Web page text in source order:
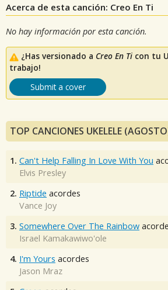
Acerca de esta canción: Creo En Ti
No hay información por esta canción.
¿Has versionado a Creo En Ti con tu
trabajo!
Submit a cover
TOP CANCIONES UKELELE
1. Can't Help Falling In Love With You
Elvis Presley
2. Riptide acordes
Vance Joy
3. Somewhere Over The Rainbow
Israel Kamakawiwo'ole
4. I'm Yours acordes
Jason Mraz